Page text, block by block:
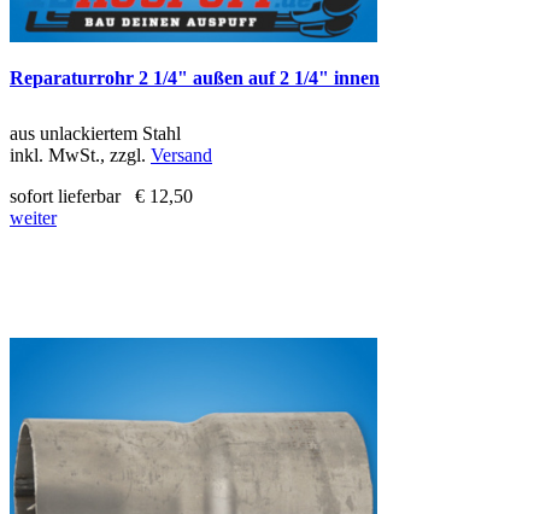
Reparaturrohr 2 1/4" außen auf 2 1/4" innen
aus unlackiertem Stahl
inkl. MwSt., zzgl. Versand
sofort lieferbar
€ 12,50
weiter